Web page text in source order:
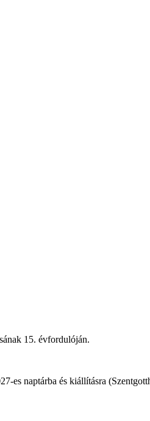
15. évfordulóján.
es naptárba és kiállításra